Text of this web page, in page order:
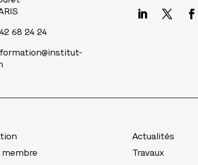
68 24 24
membre
Actualités
Travaux